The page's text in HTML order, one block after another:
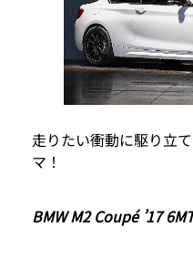
走りたい衝動に駆り立
マ！
BMW M2 Coupé ’17